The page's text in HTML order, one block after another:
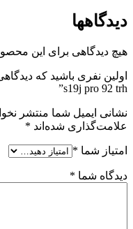
دیدگاهها
هیچ دیدگاهی برای این
اولین نفری باشید که
s19j pro 92 trh”
نشانی ایمیل شما منتشر
علامت‌گذاری شده‌اند *
امتیاز شما *
دیدگاه شما *